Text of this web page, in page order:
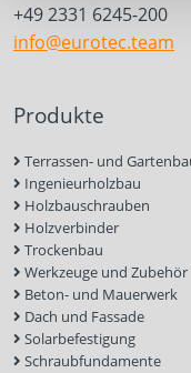
+49 2331 6245-200
info@eurotec.team
Produkte
Terrassen- und
Ingenieurholzbau
Holzbauschrauben
Holzverbinder
Trockenbau
Werkzeuge und Zubehör
Beton- und Mauerwerk
Dach und Fassade
Solarbefestigung
Schraubfundamente